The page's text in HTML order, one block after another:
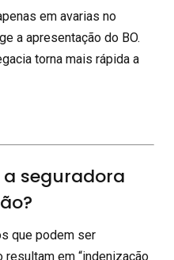
em avarias no
a apresentação do BO.
torna mais rápida a
seguradora
que podem ser
resultam em “indenização